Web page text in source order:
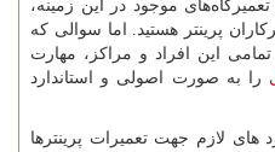
موجود در این زمینه،
پرینتر هستید. اما سوالی که
این افراد و مراکز، مهارت
را به صورت اصولی و استاندارد
های لازم جهت تعمیرات پرینترها